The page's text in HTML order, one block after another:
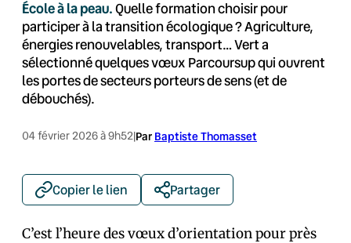
École à la peau.Quelle formation choisir pour
participer à la transition écologique ? Agriculture,
énergies renouvelables, transport… Vert a
sélectionné quelques vœux Parcoursup qui ouvrent
les portes de secteurs porteurs de sens (et de
débouchés).
04 février 2026 à 9h52|Par Baptiste Thomasset
Copier le lien Partager
C’est l’heure des vœux d’orientation pour près